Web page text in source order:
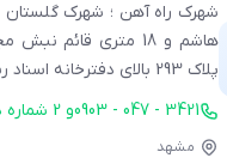
شهرک راه آهن ؛ شهرک گلستان ،
هاشم و 18 متری قائم
پلاک 293 بالای دفترخانه اسناد رسمی 447
0903 - 047 - 3421و 2 شماره
مشهد